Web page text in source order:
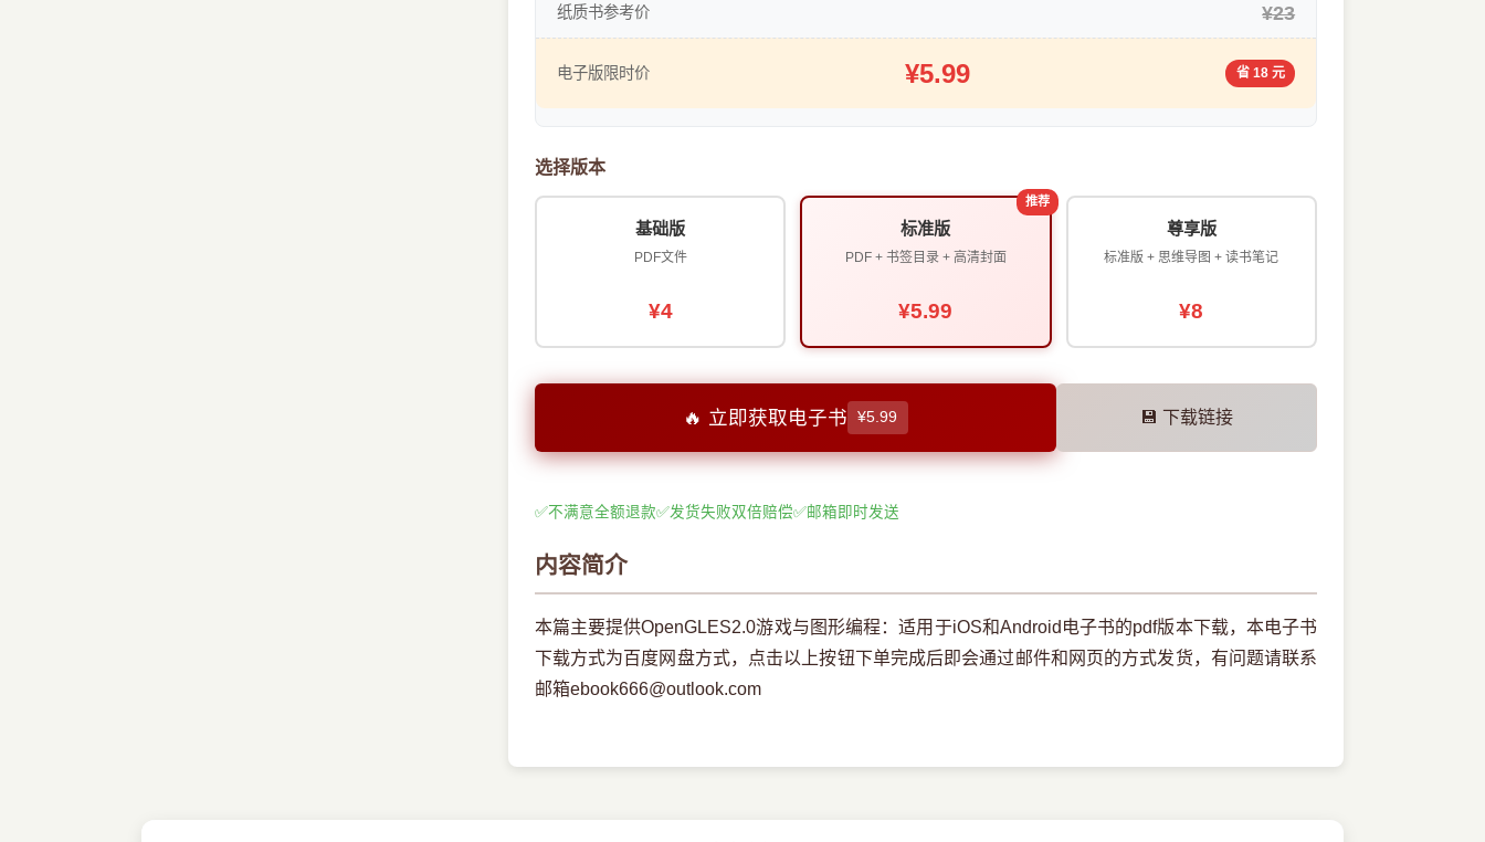
纸质书参考价 ¥23
电子版限时价 ¥5.99 省 18 元
选择版本
基础版
PDF文件
¥4
推荐
标准版
PDF + 书签目录 + 高清封面
¥5.99
尊享版
标准版 + 思维导图 + 读书笔记
¥8
🔥 立即获取电子书 ¥5.99 💾 下载链接
✅不满意全额退款✅发货失败双倍赔偿✅邮箱即时发送
内容简介
本篇主要提供OpenGLES2.0游戏与图形编程：适用于iOS和Android电子书的pdf版本下载，本电子书
下载方式为百度网盘方式，点击以上按钮下单完成后即会通过邮件和网页的方式发货，有问题请联系
邮箱ebook666@outlook.com